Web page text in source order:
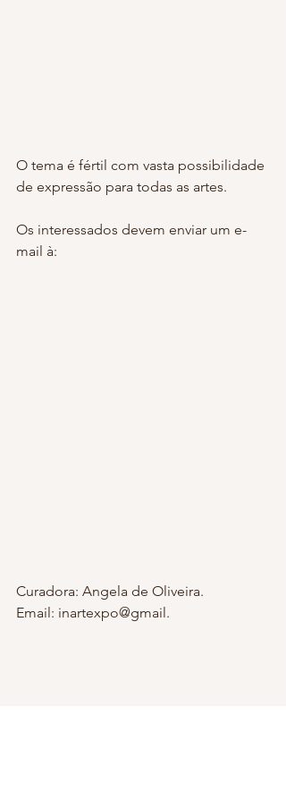
O tema é fértil com vasta possibilidade
de expressão para todas as artes.
Os interessados devem enviar um e-
mail à:
Curadora: Angela de Oliveira.
Email: inartexpo@gmail.